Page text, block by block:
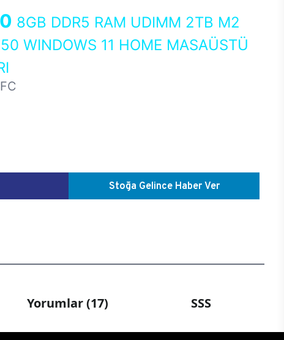
8GB DDR5 RAM UDIMM 2TB M2
WINDOWS 11 HOME MASAÜSTÜ
Stoğa Gelince Haber Ver
Yorumlar (17) SSS